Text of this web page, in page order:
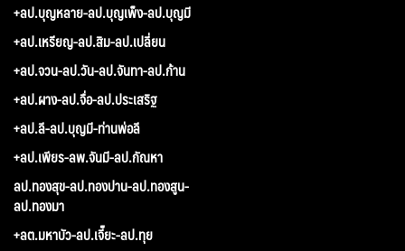
+ลป.บุญหลาย-ลป.บุญเพ็ง-ลป.บุญมี
+ลป.เหรียญ-ลป.สิม-ลป.เปลี่ยน
+ลป.จวน-ลป.วัน-ลป.จันทา-ลป.ก้าน
+ลป.ผาง-ลป.จื่อ-ลป.ประเสริฐ
+ลป.ลี-ลป.บุญมี-ท่านพ่อลี
+ลป.เพียร-ลพ.จันมี-ลป.กัณหา
ลป.ทองสุข-ลป.ทองปาน-ลป.ทองสูน-
ลป.ทองมา
+ลต.มหาบัว-ลป.เจี๊ยะ-ลป.ทุย